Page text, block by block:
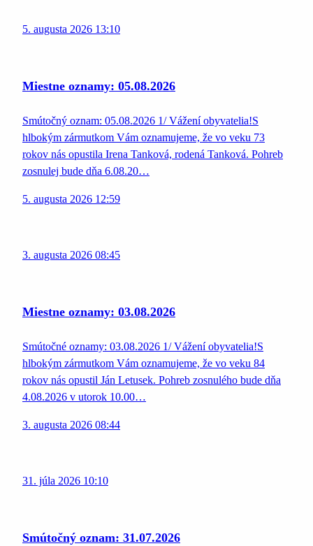
5. augusta 2026 13:10
Miestne oznamy: 05.08.2026
Smútočný oznam: 05.08.2026 1/ Vážení obyvatelia!S
hlbokým zármutkom Vám oznamujeme, že vo veku 73
rokov nás opustila Irena Tanková, rodená Tanková. Pohreb
zosnulej bude dňa 6.08.20…
5. augusta 2026 12:59
3. augusta 2026 08:45
Miestne oznamy: 03.08.2026
Smútočné oznamy: 03.08.2026 1/ Vážení obyvatelia!S
hlbokým zármutkom Vám oznamujeme, že vo veku 84
rokov nás opustil Ján Letusek. Pohreb zosnulého bude dňa
4.08.2026 v utorok 10.00…
3. augusta 2026 08:44
31. júla 2026 10:10
Smútočný oznam: 31.07.2026